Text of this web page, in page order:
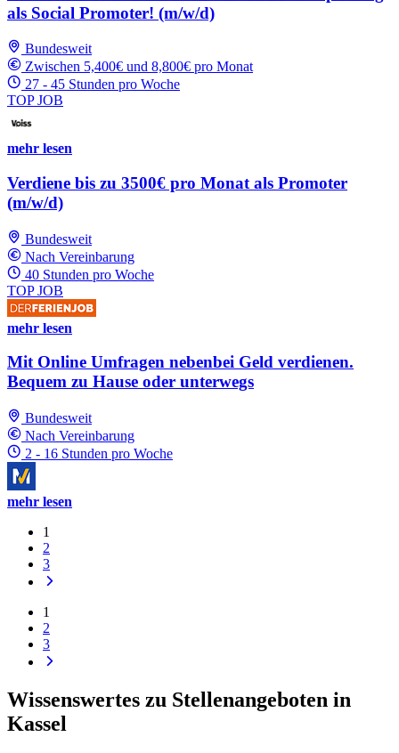
als Social Promoter! (m/w/d)
Bundesweit
Zwischen 5,400€ und 8,800€ pro Monat
27 - 45 Stunden pro Woche
TOP JOB
mehr lesen
Verdiene bis zu 3500€ pro Monat als Promoter
(m/w/d)
Bundesweit
Nach Vereinbarung
40 Stunden pro Woche
TOP JOB
mehr lesen
Mit Online Umfragen nebenbei Geld verdienen.
Bequem zu Hause oder unterwegs
Bundesweit
Nach Vereinbarung
2 - 16 Stunden pro Woche
mehr lesen
1
2
3
1
2
3
Wissenswertes zu Stellenangeboten in
Kassel